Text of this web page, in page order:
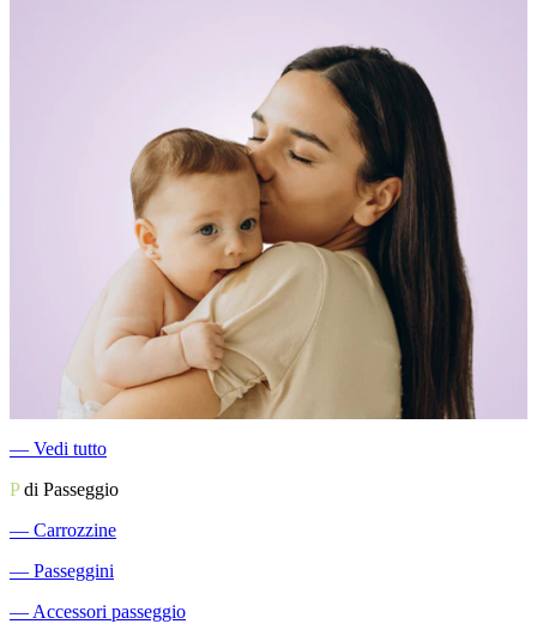
― Vedi tutto
Pdi Passeggio
― Carrozzine
― Passeggini
― Accessori passeggio